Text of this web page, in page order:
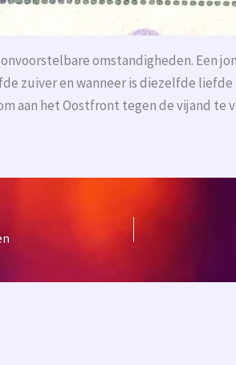
omstandigheden. Een
zuiver en wanneer is diezelfde
aan het Oostfront tegen de vijand te